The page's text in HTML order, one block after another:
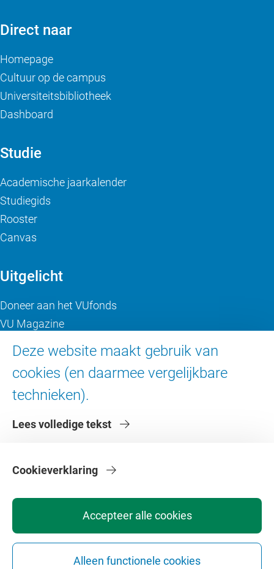
Deze website maakt gebruik van
cookies (en daarmee vergelijkbare
technieken).
Lees volledige tekst
Accepteer alle cookies
Alleen functionele cookies
Cookieverklaring
Direct naar
Homepage
Cultuur op de campus
Universiteitsbibliotheek
Dashboard
Studie
Academische jaarkalender
Studiegids
Rooster
Canvas
Uitgelicht
Doneer aan het VUfonds
VU Magazine
Over de VU
Contact en route
Faculteiten